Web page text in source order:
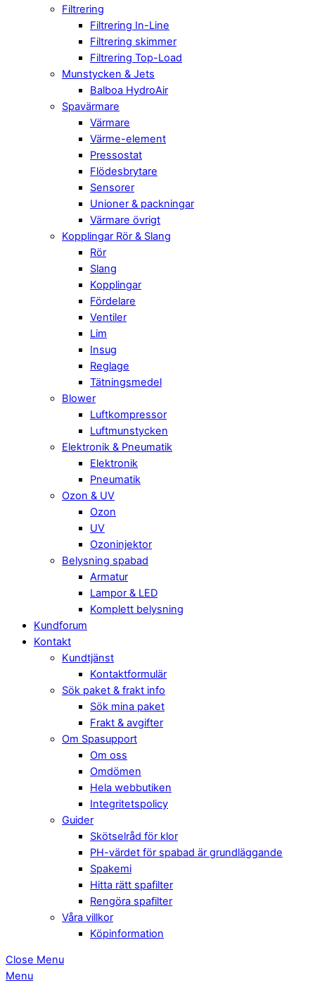
Filtrering
Filtrering In-Line
Filtrering skimmer
Filtrering Top-Load
Munstycken & Jets
Balboa HydroAir
Spavärmare
Värmare
Värme-element
Pressostat
Flödesbrytare
Sensorer
Unioner & packningar
Värmare övrigt
Kopplingar Rör & Slang
Rör
Slang
Kopplingar
Fördelare
Ventiler
Lim
Insug
Reglage
Tätningsmedel
Blower
Luftkompressor
Luftmunstycken
Elektronik & Pneumatik
Elektronik
Pneumatik
Ozon & UV
Ozon
UV
Ozoninjektor
Belysning spabad
Armatur
Lampor & LED
Komplett belysning
Kundforum
Kontakt
Kundtjänst
Kontaktformulär
Sök paket & frakt info
Sök mina paket
Frakt & avgifter
Om Spasupport
Om oss
Omdömen
Hela webbutiken
Integritetspolicy
Guider
Skötselråd för klor
PH-värdet för spabad är grundläggande
Spakemi
Hitta rätt spafilter
Rengöra spafilter
Våra villkor
Köpinformation
Close Menu
Menu